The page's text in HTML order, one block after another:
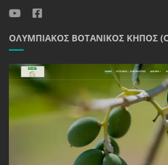
ΟΛΥΜΠΙΑΚΌΣ ΒΟΤΑΝΙΚΌΣ ΚΉΠΟΣ